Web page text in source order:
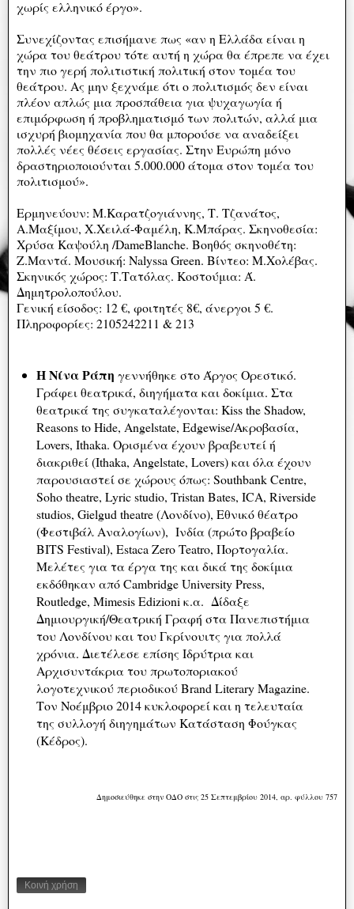
χωρίς ελληνικό έργο».
Συνεχίζοντας επισήμανε πως «αν η Ελλάδα είναι η
χώρα του θεάτρου τότε αυτή η χώρα θα έπρεπε να έχει
την πιο γερή πολιτιστική πολιτική στον τομέα του
θεάτρου. Ας μην ξεχνάμε ότι ο πολιτισμός δεν είναι
πλέον απλώς μια προσπάθεια για ψυχαγωγία ή
επιμόρφωση ή προβληματισμό των πολιτών, αλλά μια
ισχυρή βιομηχανία που θα μπορούσε να αναδείξει
πολλές νέες θέσεις εργασίας. Στην Ευρώπη μόνο
δραστηριοποιούνται 5.000.000 άτομα στον τομέα του
πολιτισμού».
Ερμηνεύουν: Μ.Καρατζογιάννης, Τ. Τζανάτος,
Α.Μαξίμου, Χ.Χειλά-Φαμέλη, Κ.Μπάρας. Σκηνοθεσία:
Χρύσα Καψούλη /DameBlanche. Βοηθός σκηνοθέτη:
Ζ.Μαντά. Μουσική: Nalyssa Green. Βίντεο: Μ.Χολέβας.
Σκηνικός χώρος: Τ.Τατόλας. Κοστούμια: Ά.
Δημητρολοπούλου.
Γενική είσοδος: 12 €, φοιτητές 8€, άνεργοι 5 €.
Πληροφορίες: 2105242211 & 213
Η Νίνα Ράπη γεννήθηκε στο Άργος Ορεστικό.
Γράφει θεατρικά, διηγήματα και δοκίμια. Στα
θεατρικά της συγκαταλέγονται: Kiss the Shadow,
Reasons to Hide, Angelstate, Edgewise/Ακροβασία,
Lovers, Ithaka. Ορισμένα έχουν βραβευτεί ή
διακριθεί (Ithaka, Angelstate, Lovers) και όλα έχουν
παρουσιαστεί σε χώρους όπως: Southbank Centre,
Soho theatre, Lyric studio, Tristan Bates, ICA, Riverside
studios, Gielgud theatre (Λονδίνο), Εθνικό θέατρο
(Φεστιβάλ Αναλογίων), Ινδία (πρώτο βραβείο
BITS Festival), Estaca Zero Teatro, Πορτογαλία.
Μελέτες για τα έργα της και δικά της δοκίμια
εκδόθηκαν από Cambridge University Press,
Routledge, Mimesis Edizioni κ.α. Δίδαξε
Δημιουργική/Θεατρική Γραφή στα Πανεπιστήμια
του Λονδίνου και του Γκρίνουιτς για πολλά
χρόνια. Διετέλεσε επίσης Ιδρύτρια και
Αρχισυντάκρια του πρωτοποριακού
λογοτεχνικού περιοδικού Brand Literary Magazine.
Τον Νοέμβριο 2014 κυκλοφορεί και η τελευταία
της συλλογή διηγημάτων Κατάσταση Φούγκας
(Κέδρος).
Δημοσιεύθηκε στην ΟΔΟ στις 25 Σεπτεμβρίου 2014, αρ. φύλλου 757
Κοινή χρήση